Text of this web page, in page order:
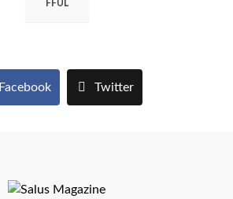
FFUL
Facebook Twitter